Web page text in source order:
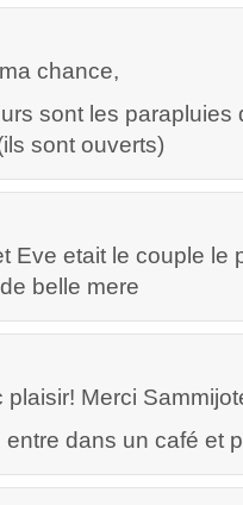
chance,
sont les parapluies
sont ouverts)
Eve etait le couple le
belle mere
Merci
entre dans un café et